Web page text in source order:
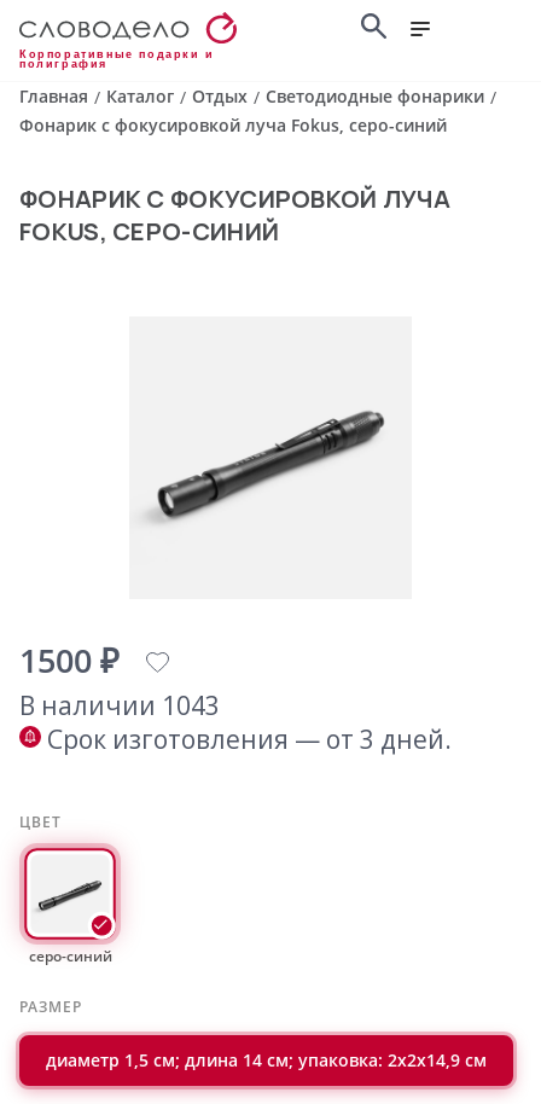
Корпоративные подарки и
полиграфия
Главная / Каталог / Отдых / Светодиодные фонарики /
Фонарик с фокусировкой луча Fokus, серо-синий
ФОНАРИК С ФОКУСИРОВКОЙ ЛУЧА
FOKUS, СЕРО-СИНИЙ
1500 ₽
В наличии 1043
Срок изготовления — от 3 дней.
ЦВЕТ
серо-синий
РАЗМЕР
диаметр 1,5 см; длина 14 см; упаковка: 2х2х14,9 см